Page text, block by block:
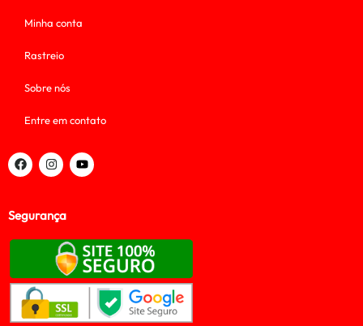
Minha conta
Rastreio
Sobre nós
Entre em contato
Segurança